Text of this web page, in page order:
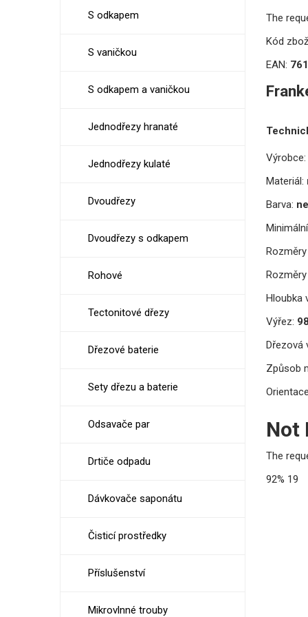
The
Kód
EAN:
Výrobce:
Materiál:
Barva:
Hloubka
Výřez:
Dřezová
Způsob
Not
The
92% 19
S odkapem
S vaničkou
S odkapem a vaničkou
Jednodřezy hranaté
Jednodřezy kulaté
Dvoudřezy
Dvoudřezy s odkapem
Rohové
Tectonitové dřezy
Dřezové baterie
Sety dřezu a baterie
Odsavače par
Drtiče odpadu
Dávkovače saponátu
Čisticí prostředky
Příslušenství
Mikrovlnné trouby